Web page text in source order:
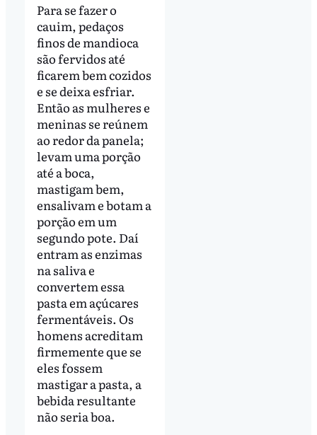
Para se fazer o
cauim, pedaços
finos de mandioca
são fervidos até
ficarem bem cozidos
e se deixa esfriar.
Então as mulheres e
meninas se reúnem
ao redor da panela;
levam uma porção
até a boca,
mastigam bem,
ensalivam e botam a
porção em um
segundo pote. Daí
entram as enzimas
na saliva e
convertem essa
pasta em açúcares
fermentáveis. Os
homens acreditam
firmemente que se
eles fossem
mastigar a pasta, a
bebida resultante
não seria boa.